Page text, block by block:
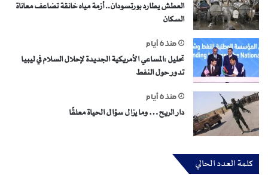
العطش يطارد بورتسودان.. أزمة مياه خانقة تضاعف معاناة
السكان
منذ 6 أيام
تحليل :المساعي الأمريكية الجديدة لإحلال السلام في ليبيا
تدور حول النفط
منذ 6 أيام
دار الريح… وما يزال سؤال الحياة معلقًا
كلمة العدد الحالي